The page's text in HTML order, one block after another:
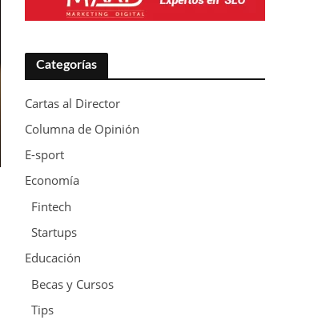
Categorías
Cartas al Director
Columna de Opinión
E-sport
Economía
Fintech
Startups
Educación
Becas y Cursos
Tips